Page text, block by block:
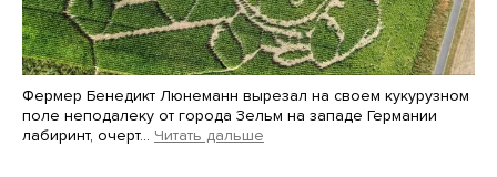
Фермер Бенедикт Люнеманн вырезал на своем кукурузном
поле неподалеку от города Зельм на западе Германии
лабиринт, очерт… Читать дальше